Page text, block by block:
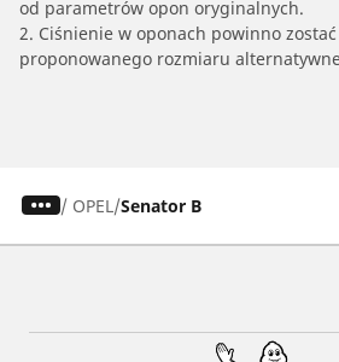
od parametrów opon oryginalnych.
2. Ciśnienie w oponach powinno
proponowanego rozmiaru
/ OPEL Senator B